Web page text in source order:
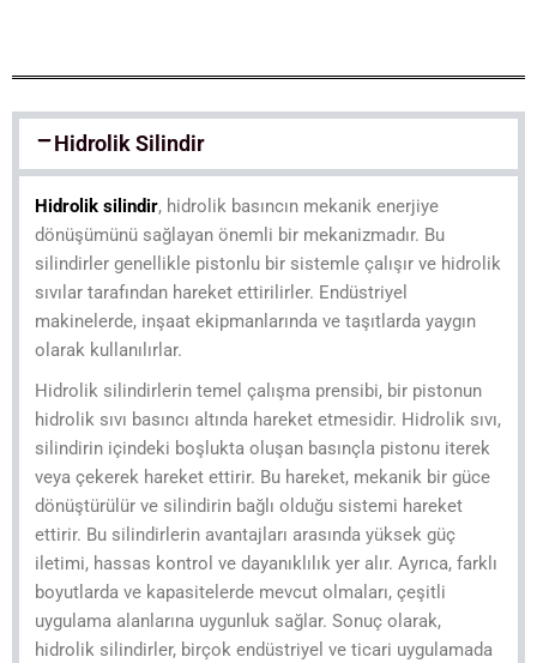
Hidrolik Silindir
Hidrolik silindir, hidrolik basıncın mekanik enerjiye
dönüşümünü sağlayan önemli bir mekanizmadır. Bu
silindirler genellikle pistonlu bir sistemle çalışır ve hidrolik
sıvılar tarafından hareket ettirilirler. Endüstriyel
makinelerde, inşaat ekipmanlarında ve taşıtlarda yaygın
olarak kullanılırlar.
Hidrolik silindirlerin temel çalışma prensibi, bir pistonun
hidrolik sıvı basıncı altında hareket etmesidir. Hidrolik sıvı,
silindirin içindeki boşlukta oluşan basınçla pistonu iterek
veya çekerek hareket ettirir. Bu hareket, mekanik bir güce
dönüştürülür ve silindirin bağlı olduğu sistemi hareket
ettirir. Bu silindirlerin avantajları arasında yüksek güç
iletimi, hassas kontrol ve dayanıklılık yer alır. Ayrıca, farklı
boyutlarda ve kapasitelerde mevcut olmaları, çeşitli
uygulama alanlarına uygunluk sağlar. Sonuç olarak,
hidrolik silindirler, birçok endüstriyel ve ticari uygulamada